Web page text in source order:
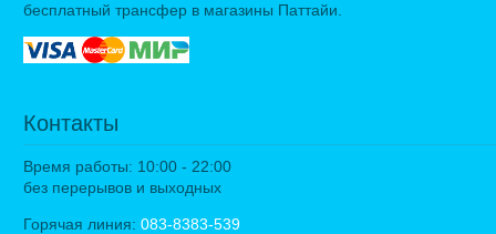
бесплатный трансфер в магазины Паттайи.
Контакты
Время работы: 10:00 - 22:00
без перерывов и выходных
Горячая линия:083-8383-539